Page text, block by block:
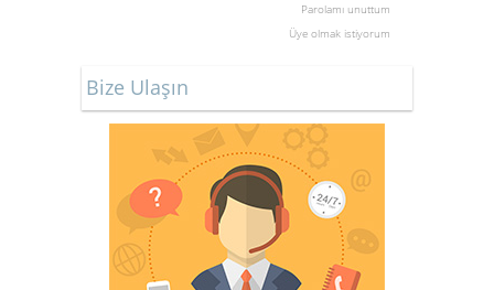
Parolamı unuttum
Üye olmak istiyorum
Bize Ulaşın